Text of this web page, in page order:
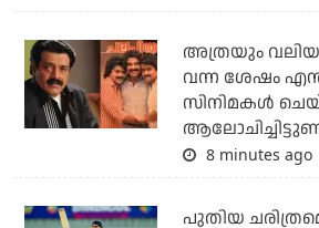
അത്രയും വലിയ
വന്ന ശേഷം
സിനിമകള്‍
8 minutes ago
പുതിയ